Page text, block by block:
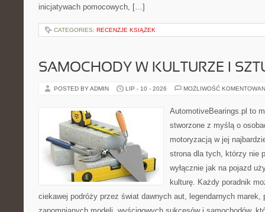
inicjatywach pomocowych, […]
CATEGORIES: RECENZJE KSIĄŻEK
SAMOCHODY W KULTURZE I
POSTED BY ADMIN LIP - 10 - 2026 MOŻLIWOŚĆ
AutomotiveBearings.pl to
stworzone z myślą o
motoryzacją w jej
strona dla tych, którzy nie
wyłącznie jak na pojazd
kulturę. Każdy poradnik
ciekawej podróży przez świat dawnych aut, legendarnych marek,